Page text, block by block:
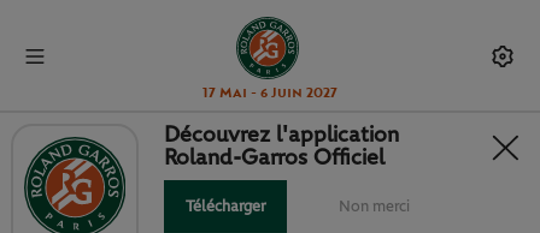
17 Mai - 6 Juin 2027
2ÈME TOUR QUALIFICATIONS
SIMPLE DAMES
Découvrez l'application
Roland-Garros Officiel
Télécharger Non merci